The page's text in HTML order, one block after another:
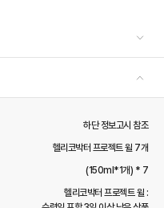
하단 정보고시 참조
헬리코박터 프로젝트 윌 7개
(150ml*1개) * 7
헬리코박터 프로젝트 윌 :